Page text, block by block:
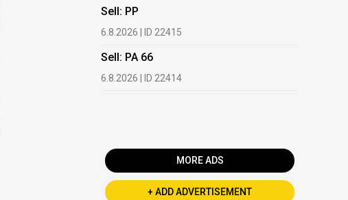
Sell: PP
6.8.2026 | ID 22415
Sell: PA 66
6.8.2026 | ID 22414
MORE ADS
+ ADD ADVERTISEMENT